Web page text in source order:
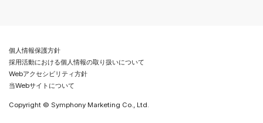
個人情報保護方針
採用活動における個人情報の取り扱いについて
Webアクセシビリティ方針
当Webサイトについて
Copyright © Symphony Marketing Co., Ltd.